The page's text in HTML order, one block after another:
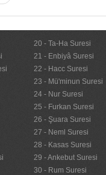
20 - Ta-Ha Suresi
21 - Enbiyâ Suresi
22 - Hacc Suresi
23 - Mü'minun Suresi
24 - Nur Suresi
25 - Furkan Suresi
26 - Şuara Suresi
27 - Neml Suresi
28 - Kasas Suresi
29 - Ankebut Suresi
30 - Rum Suresi